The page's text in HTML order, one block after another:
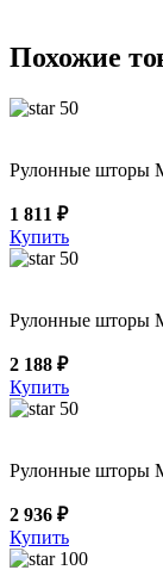
Похожие
50
Рулонные шторы
1 811 ₽
Купить
50
Рулонные шторы
2 188 ₽
Купить
50
Рулонные шторы
2 936 ₽
Купить
100